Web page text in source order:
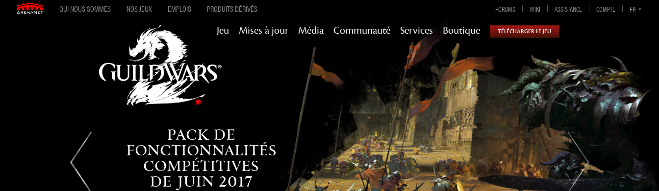
QUI NOUS SOMMES NOS JEUX EMPLOIS PRODUITS DÉRIVÉS FORUMS WIKI ASSISTANCE COMPTE FR
EN
DE
ES
EN-GB
Jeu Mises à jour
Mises à jour de contenu pour l’histoire,
Heart of Thorns
Path of Fire
End of Dragons
Secrets of the
Janthir Wilds
Visions of Eternity
Média
Guild Wars 2
Communauté Services Boutique TÉLÉCHARGER LE JEU
PACK DE
FONCTIONNALITÉS
COMPÉTITIVES
DE JUIN 2017